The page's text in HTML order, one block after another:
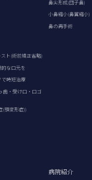
ト(術前矯正省略)
な口元を
時短治療
歯・受け口・口ゴ
(顎変形症))
鼻尖形成(団子鼻)
小鼻縮小(鼻翼縮小)
鼻の再手術
病院紹介